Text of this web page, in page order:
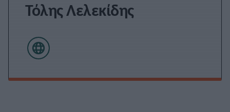
Τόλης Λελεκίδης